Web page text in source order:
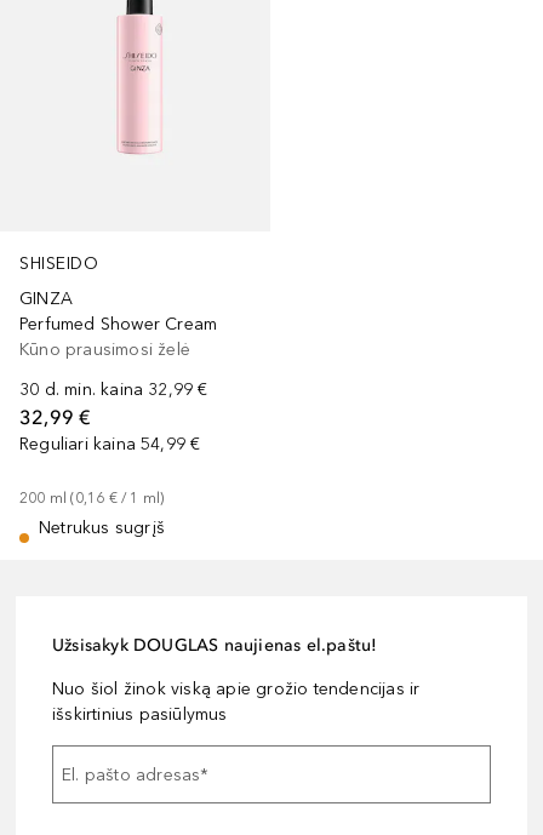
SHISEIDO
GINZA
Perfumed Shower Cream
Kūno prausimosi želė
30 d. min. kaina 32,99 €
32,99 €
Reguliari kaina 54,99 €
200 ml (0,16 € / 1 ml)
Netrukus sugrįš
Užsisakyk DOUGLAS naujienas el.paštu!
Nuo šiol žinok viską apie grožio tendencijas ir
išskirtinius pasiūlymus
El. pašto adresas*